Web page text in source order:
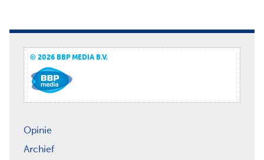
© 2026 BBP MEDIA B.V.
Opinie
Archief